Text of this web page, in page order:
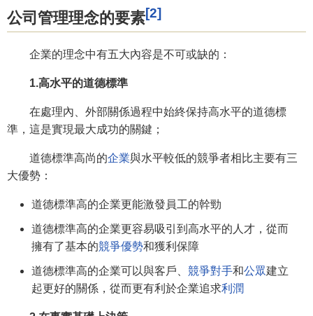
公司管理理念的要素[2]
企業的理念中有五大內容是不可或缺的：
1.高水平的道德標準
在處理內、外部關係過程中始終保持高水平的道德標
準，這是實現最大成功的關鍵；
道德標準高尚的企業與水平較低的競爭者相比主要有三
大優勢：
道德標準高的企業更能激發員工的幹勁
道德標準高的企業更容易吸引到高水平的人才，從而
擁有了基本的競爭優勢和獲利保障
道德標準高的企業可以與客戶、 競爭對手和公眾建立
起更好的關係，從而更有利於企業追求利潤